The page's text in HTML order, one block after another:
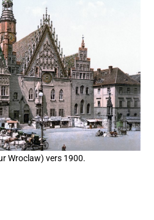
Wroclaw) vers 1900.